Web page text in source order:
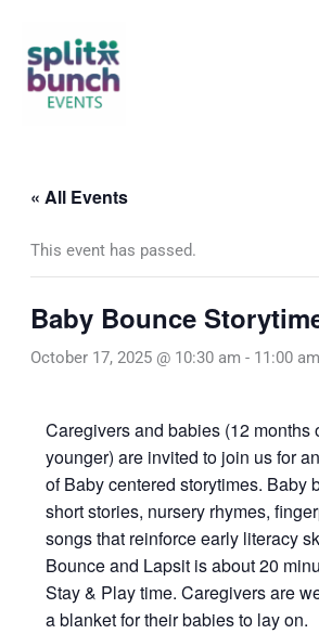
content
« All Events
This event has passed.
Baby Bounce
October 17, 2025 @ 10:30 am - 11:00 am
Caregivers and babies (12 months
younger) are invited to join us for
of Baby centered storytimes. Baby
short stories, nursery rhymes,
songs that reinforce early literacy
Bounce and Lapsit is about 20
Stay & Play time. Caregivers are
a blanket for their babies to lay on.